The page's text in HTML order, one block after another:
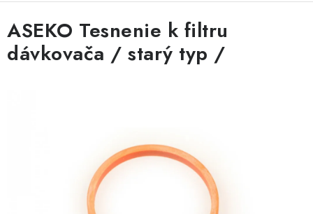
NÁHRADNÉ DIELY
ASEKO Tesnenie k filtru
dávkovača / starý typ /